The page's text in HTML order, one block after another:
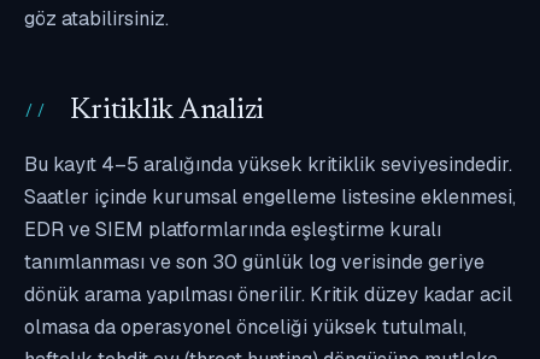
göz atabilirsiniz.
Kritiklik Analizi
Bu kayıt 4–5 aralığında yüksek kritiklik seviyesindedir.
Saatler içinde kurumsal engelleme listesine eklenmesi,
EDR ve SIEM platformlarında eşleştirme kuralı
tanımlanması ve son 30 günlük log verisinde geriye
dönük arama yapılması önerilir. Kritik düzey kadar acil
olmasa da operasyonel önceliği yüksek tutulmalı,